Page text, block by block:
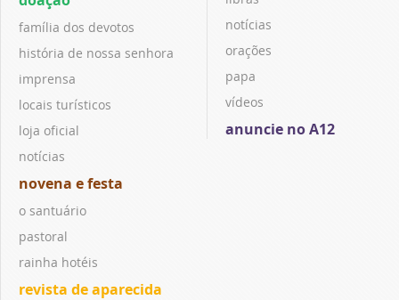
família dos devotos
história de nossa senhora
imprensa
locais turísticos
loja oficial
notícias
novena e festa
o santuário
pastoral
rainha hotéis
revista de aparecida
notícias
orações
papa
vídeos
anuncie no A12